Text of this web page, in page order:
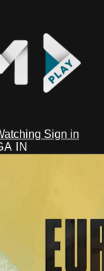
Sign in